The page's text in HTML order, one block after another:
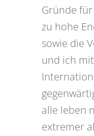
Gründe
zu hohe
sowie die
und ich
alle leben
extremer